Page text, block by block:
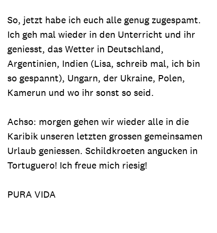
So, jetzt habe ich euch alle genug zugespamt.
Ich geh mal wieder in den Unterricht und ihr
geniesst, das Wetter in Deutschland,
Argentinien, Indien (Lisa, schreib mal, ich bin
so gespannt), Ungarn, der Ukraine, Polen,
Kamerun und wo ihr sonst so seid.
Achso: morgen gehen wir wieder alle in die
Karibik unseren letzten grossen gemeinsamen
Urlaub geniessen. Schildkroeten angucken in
Tortuguero! Ich freue mich riesig!
PURA VIDA